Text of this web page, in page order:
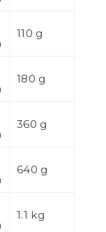
110 g
180 g
360 g
640 g
1.1 kg